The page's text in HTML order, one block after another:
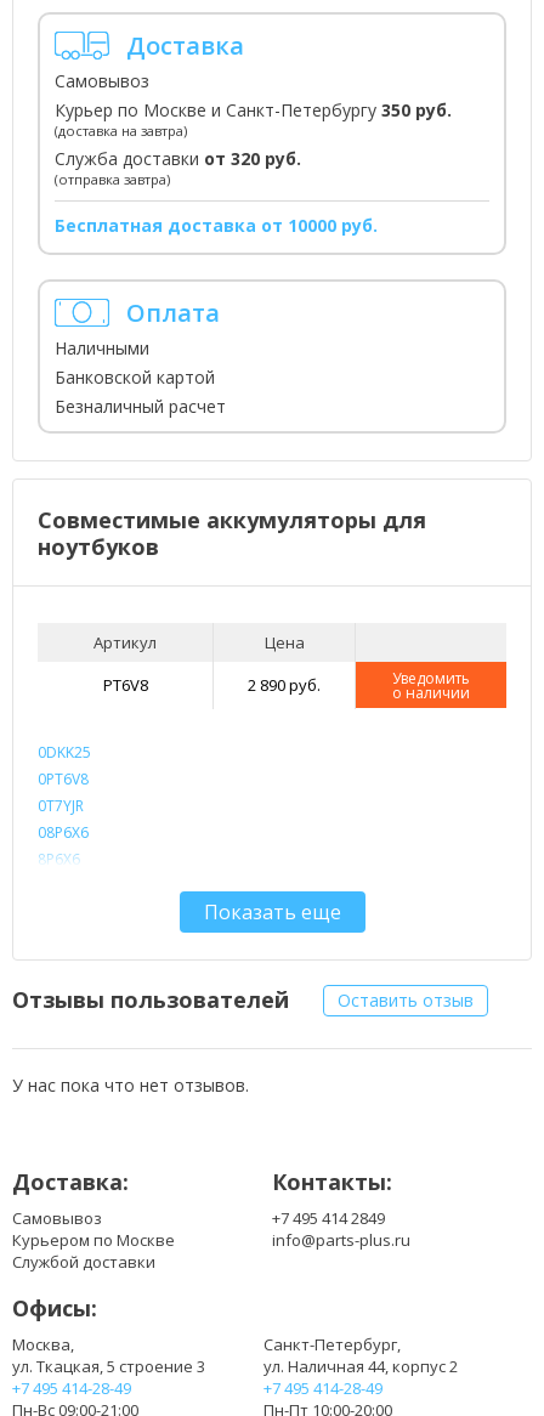
Доставка
Самовывоз
Курьер по Москве и Санкт-Петербургу 350 руб.
(доставка на завтра)
Служба доставки от 320 руб.
(отправка завтра)
Бесплатная доставка от 10000 руб.
Оплата
Наличными
Банковской картой
Безналичный расчет
Совместимые аккумуляторы для
ноутбуков
Артикул
Цена
PT6V8
2 890 руб. Уведомить
о наличии
0DKK25
0PT6V8
0T7YJR
08P6X6
8P6X6
KR08P6X6
T7YJ
Показать еще
Отзывы пользователей Оставить отзыв
У нас пока что нет отзывов.
Доставка:
Самовывоз
Курьером по Москве
Службой доставки
Контакты:
+7 495 414 2849
info@parts-plus.ru
Офисы:
Москва,
ул. Ткацкая, 5 строение 3
+7 495 414-28-49
Пн-Вс 09:00-21:00
Санкт-Петербург,
ул. Наличная 44, корпус 2
+7 495 414-28-49
Пн-Пт 10:00-20:00